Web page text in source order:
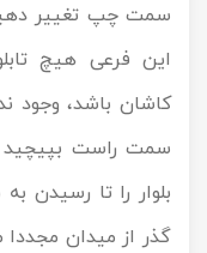
سمت چپ تغییر
این فرعی هیچ
کاشان باشد، وجود
سمت راست بپیچید
بلوار را تا رسیدن
گذر از میدان